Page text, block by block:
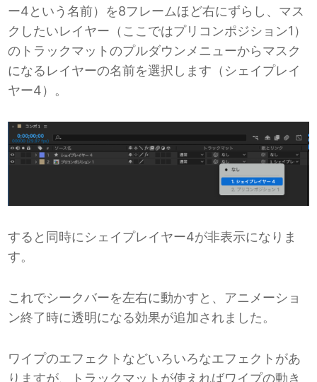
ー4という名前）を8フレームほど右にずらし、マス
クしたいレイヤー（ここではプリコンポジション1）
のトラックマットのプルダウンメニューからマスク
になるレイヤーの名前を選択します（シェイプレイ
ヤー4）。
すると同時にシェイプレイヤー4が非表示になりま
す。
これでシークバーを左右に動かすと、アニメーショ
ン終了時に透明になる効果が追加されました。
ワイプのエフェクトなどいろいろなエフェクトがあ
りますが、トラックマットが使えればワイプの動き